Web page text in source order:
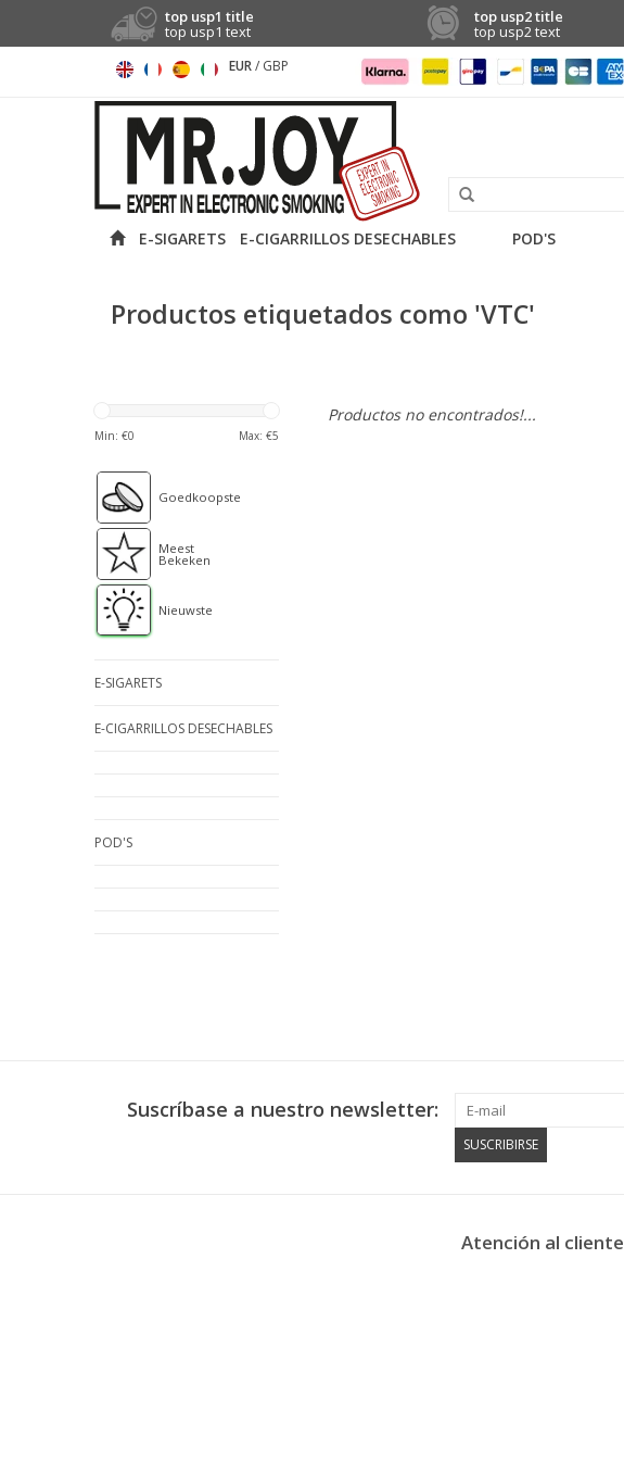
top usp1 title
top usp1 text
top usp2 title
top usp2 text
EUR/ GBP
E-SIGARETS E-CIGARRILLOS DESECHABLES POD'S
Productos etiquetados como 'VTC'
Min: €0 Max: €5
Goedkoopste
Meest
Bekeken
Nieuwste
E-SIGARETS
E-CIGARRILLOS DESECHABLES
POD'S
Productos no encontrados!...
Suscríbase a nuestro newsletter:
SUSCRIBIRSE
Atención al cliente